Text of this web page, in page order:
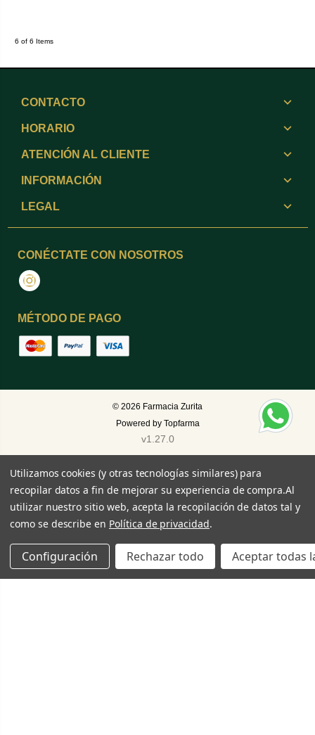
6 of 6 Items
CONTACTO
HORARIO
ATENCIÓN AL CLIENTE
INFORMACIÓN
LEGAL
CONÉCTATE CON NOSOTROS
Instagram
MÉTODO DE PAGO
© 2026 Farmacia Zurita
Powered by Topfarma
v1.27.0
Utilizamos cookies (y otras tecnologías similares) para
recopilar datos a fin de mejorar su experiencia de compra.Al
utilizar nuestro sitio web, acepta la recopilación de datos tal y
como se describe en Política de privacidad.
Configuración Rechazar todo Aceptar todas